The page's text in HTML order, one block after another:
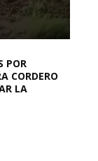
POR
CORDERO
LA